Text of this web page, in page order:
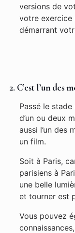
versions de
votre exercice
démarrant
2. C’est l’un
Passé le
d’un ou deux
aussi l’un des
un film.
Soit à Paris,
parisiens à
une belle
et tourner est
Vous pouvez